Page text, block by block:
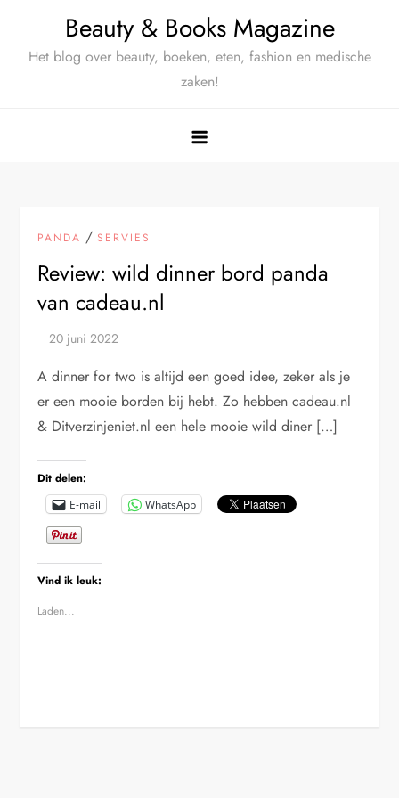
Beauty & Books Magazine
Het blog over beauty, boeken, eten, fashion en medische
zaken!
PANDA /SERVIES
Review: wild dinner bord panda
van cadeau.nl
A dinner for two is altijd een goed idee, zeker als je
er een mooie borden bij hebt. Zo hebben cadeau.nl
& Ditverzinjeniet.nl een hele mooie wild diner […]
Dit delen:
E-mail WhatsApp
Vind ik leuk:
Laden...